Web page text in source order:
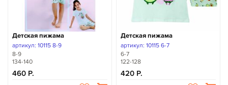
Детская пижама
артикул: 10115 8-9
8-9
134-140
460
Детская пижама
артикул: 10115 6-7
6-7
122-128
420